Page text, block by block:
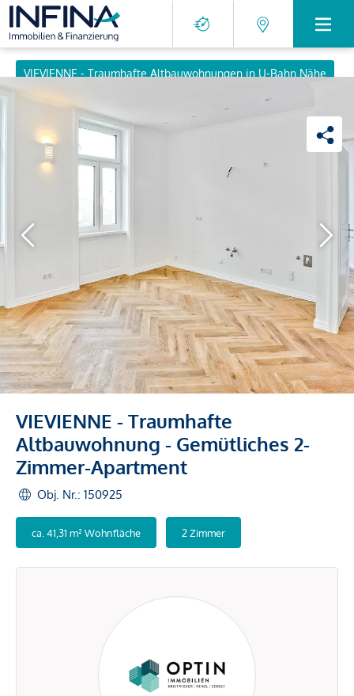
VIEVIENNE - Traumhafte Altbauwohnungen in U-Bahn Nähe
VIEVIENNE - Traumhafte
Altbauwohnung - Gemütliches 2-
Zimmer-Apartment
Obj. Nr.: 150925
ca. 41,31 m² Wohnfläche 2 Zimmer